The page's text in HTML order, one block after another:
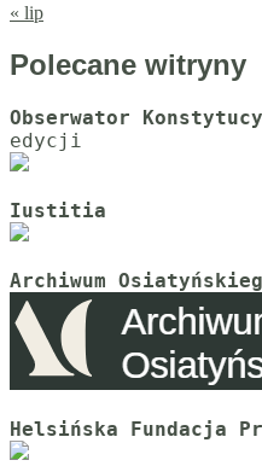
« lip
Polecane witryny
Obserwator
Iustitia
Archiwum
Helsińska Fundacja